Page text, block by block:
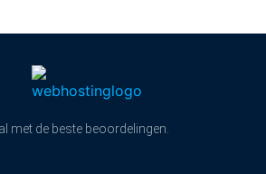
met de beste beoordelingen.